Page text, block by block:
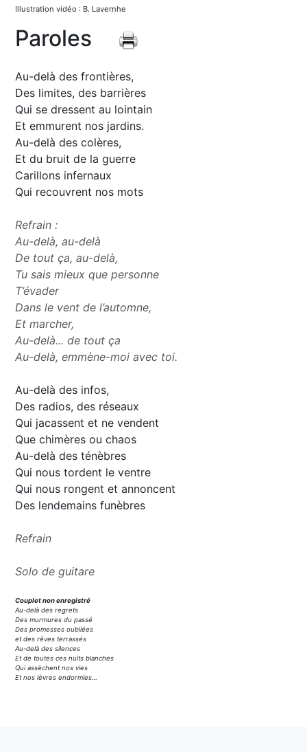
Illustration vidéo : B. Lavernhe
Paroles
Au-delà des frontières,
Des limites, des barrières
Qui se dressent au lointain
Et emmurent nos jardins.
Au-delà des colères,
Et du bruit de la guerre
Carillons infernaux
Qui recouvrent nos mots
Refrain :
Au-delà, au-delà
De tout ça, au-delà,
Tu sais mieux que personne
T’évader
Dans le vent de l’automne,
Et marcher,
Au-delà... de tout ça
Au-delà, emmène-moi avec toi.
Au-delà des infos,
Des radios, des réseaux
Qui jacassent et ne vendent
Que chimères ou chaos
Au-delà des ténèbres
Qui nous tordent le ventre
Qui nous rongent et annoncent
Des lendemains funèbres
Refrain
Solo de guitare
Couplet non enregistré
Au-delà des regrets
Des murmures du passé
Des promesses oubliées
et des rêves terrassés
Au-delà des silences
Et de toutes ces nuits blanches
Qui assèchent nos vies
Et nos lèvres endormies…